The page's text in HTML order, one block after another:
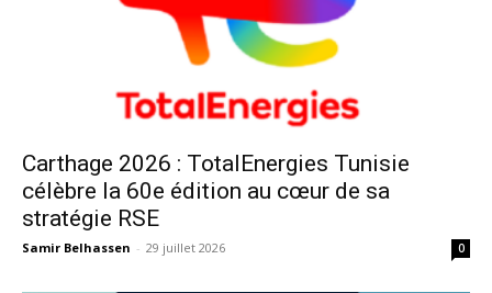
Carthage 2026 : TotalEnergies Tunisie
célèbre la 60e édition au cœur de sa
stratégie RSE
Samir Belhassen - 29 juillet 2026 0